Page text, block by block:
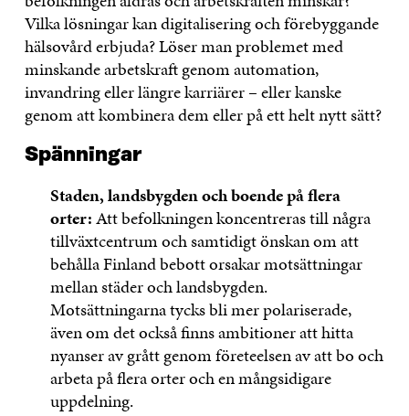
Vilka lösningar kan digitalisering och förebyggande
hälsovård erbjuda? Löser man problemet med
minskande arbetskraft genom automation,
invandring eller längre karriärer – eller kanske
genom att kombinera dem eller på ett helt nytt sätt?
Spänningar
Staden, landsbygden och boende på flera
orter:Att befolkningen koncentreras till några
tillväxtcentrum och samtidigt önskan om att
behålla Finland bebott orsakar motsättningar
mellan städer och landsbygden.
Motsättningarna tycks bli mer polariserade,
även om det också finns ambitioner att hitta
nyanser av grått genom företeelsen av att bo och
arbeta på flera orter och en mångsidigare
uppdelning.